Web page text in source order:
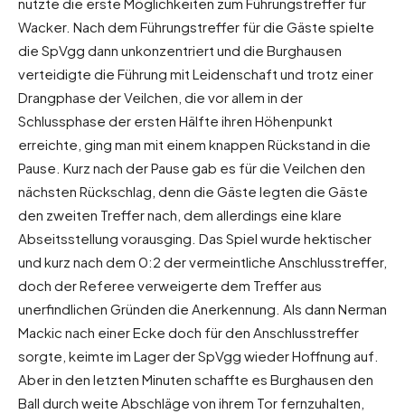
nutzte die erste Möglichkeiten zum Führungstreffer für
Wacker. Nach dem Führungstreffer für die Gäste spielte
die SpVgg dann unkonzentriert und die Burghausen
verteidigte die Führung mit Leidenschaft und trotz einer
Drangphase der Veilchen, die vor allem in der
Schlussphase der ersten Hälfte ihren Höhenpunkt
erreichte, ging man mit einem knappen Rückstand in die
Pause. Kurz nach der Pause gab es für die Veilchen den
nächsten Rückschlag, denn die Gäste legten die Gäste
den zweiten Treffer nach, dem allerdings eine klare
Abseitsstellung vorausging. Das Spiel wurde hektischer
und kurz nach dem 0:2 der vermeintliche Anschlusstreffer,
doch der Referee verweigerte dem Treffer aus
unerfindlichen Gründen die Anerkennung. Als dann Nerman
Mackic nach einer Ecke doch für den Anschlusstreffer
sorgte, keimte im Lager der SpVgg wieder Hoffnung auf.
Aber in den letzten Minuten schaffte es Burghausen den
Ball durch weite Abschläge von ihrem Tor fernzuhalten,